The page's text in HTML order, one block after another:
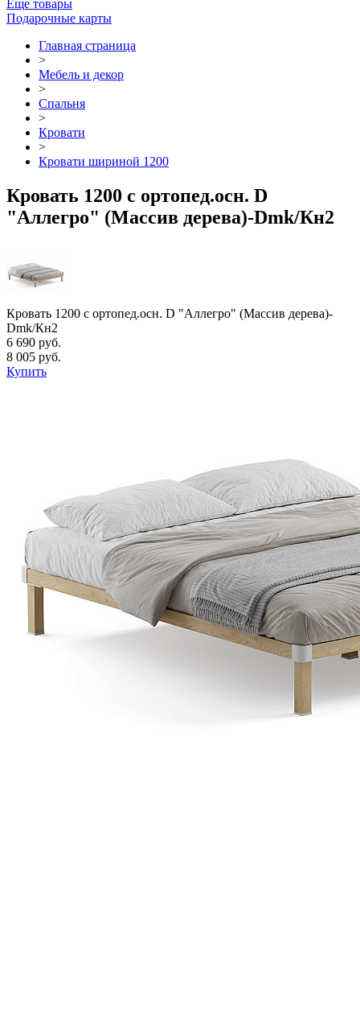
Еще товары
Подарочные карты
Главная страница
>
Мебель и декор
>
Спальня
>
Кровати
>
Кровати шириной 1200
Кровать 1200 с ортопед.осн. D
"Аллегро" (Массив дерева)-Dmk/Кн2
Кровать 1200 с ортопед.осн. D "Аллегро" (Массив дерева)-
Dmk/Кн2
6 690 руб.
8 005 руб.
Купить